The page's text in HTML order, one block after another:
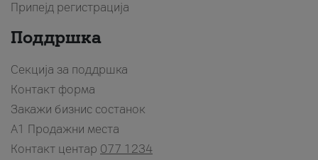
Припејд регистрација
Поддршка
Секција за поддршка
Контакт форма
Закажи бизнис состанок
A1 Продажни места
Контакт центар 077 1234